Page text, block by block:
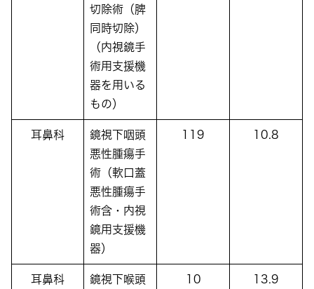
切除術（脾
同時切除）
（内視鏡手
術用支援機
器を用いる
もの）
耳鼻科
鏡視下咽頭
悪性腫瘍手
術（軟口蓋
悪性腫瘍手
術含・内視
鏡用支援機
器）
119 10.8
耳鼻科
鏡視下喉頭
10 13.9